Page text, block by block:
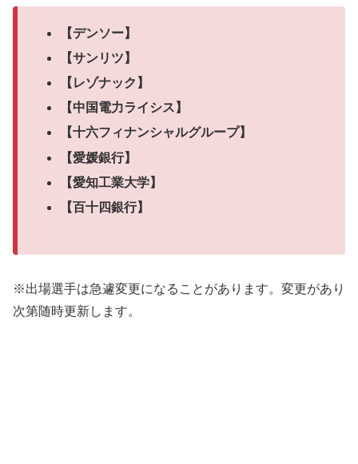
【デンソー】
【サンリツ】
【レゾナック】
【中国電力ライシス】
【十六フィナンシャルグループ】
【愛媛銀行】
【愛知工業大学】
【百十四銀行】
※出場選手は急遽変更になることがあります。変更があり
次第随時更新します。